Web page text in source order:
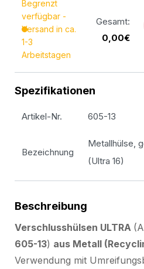
Begrenzt
verfügbar -
Versand in ca.
1-3
Arbeitstagen
Gesamt:
0,00€
Spezifikationen
Artikel-Nr. 605-13
Bezeichnung
Metallhülse,
(Ultra 16)
Beschreibung
Verschlusshülsen ULTRA
605-13) aus Metall
Verwendung mit